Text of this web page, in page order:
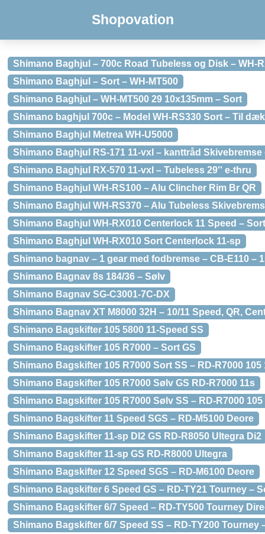
Shopovation
Shimano Baghjul – 700c Road Tubeless og Disk – WH-
Shimano Baghjul – Sort – WH-MT500
Shimano Baghjul – WH-MT500 29 10x135mm – Sort
Shimano baghjul 700c – Model WH-RS330 Sort – Til
Shimano Baghjul Metrea WH-U5000
Shimano Baghjul RS-171 11-vxl – kanttråd Skivebremse
Shimano Baghjul RX-570 11-vxl – Tubeless 29'' e-thru
Shimano Baghjul WH-RS100 – Alu Clincher Rim Br QR
Shimano Baghjul WH-RS370 – Alu Tubeless
Shimano Baghjul WH-RX010 Centerlock 11 Speed – Sort
Shimano Baghjul WH-RX010 Sort Centerlock 11-sp
Shimano bagnav – 1 gear med fodbremse – CB-E110 –
Shimano Bagnav 8s 184/36 – Sølv
Shimano Bagnav SG-C3001-7C-DX
Shimano Bagnav XT M8000 32H – 10/11 Speed, QR,
Shimano Bagskifter 105 5800 11-Speed SS
Shimano Bagskifter 105 R7000 – Sort GS
Shimano Bagskifter 105 R7000 Sort SS – RD-R7000 105
Shimano Bagskifter 105 R7000 Sølv GS RD-R7000 11s
Shimano Bagskifter 105 R7000 Sølv SS – RD-R7000 105
Shimano Bagskifter 11 Speed SGS – RD-M5100 Deore
Shimano Bagskifter 11-sp DI2 GS RD-R8050 Ultegra Di2
Shimano Bagskifter 11-sp GS RD-R8000 Ultegra
Shimano Bagskifter 12 Speed SGS – RD-M6100 Deore
Shimano Bagskifter 6 Speed GS – RD-TY21 Tourney –
Shimano Bagskifter 6/7 Speed – RD-TY500 Tourney
Shimano Bagskifter 6/7 Speed SS – RD-TY200 Tourney